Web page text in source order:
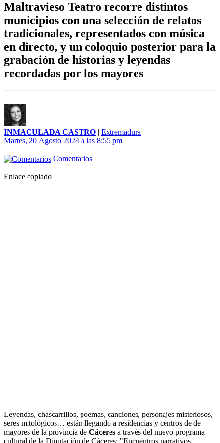
Maltravieso Teatro recorre distintos
municipios con una selección de relatos
tradicionales, representados con música
en directo, y un coloquio posterior para la
grabación de historias y leyendas
recordadas por los mayores
INMACULADA CASTRO | Extremadura
Martes, 20 Agosto 2024 a las 8:55 pm
Comentarios
Enlace copiado
Leyendas, chascarrillos, poemas, canciones, personajes misteriosos,
seres mitológicos… están llegando a residencias y centros de de
mayores de la provincia de Cáceres a través del nuevo programa
cultural de la Diputación de Cáceres: "Encuentros narrativos.